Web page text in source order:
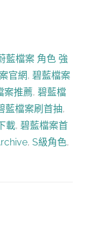
藍檔案 角色 強
官網, 碧藍檔案
案推薦, 碧藍檔
藍檔案刷首抽,
載, 碧藍檔案首
, S級角色,